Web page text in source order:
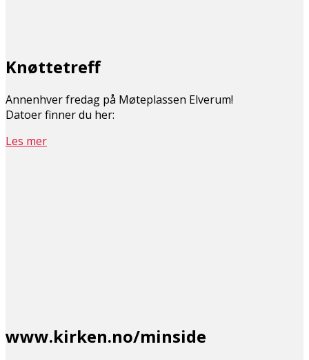
Knøttetreff
Annenhver fredag på Møteplassen Elverum!
Datoer finner du her:
Les mer
www.kirken.no/minside